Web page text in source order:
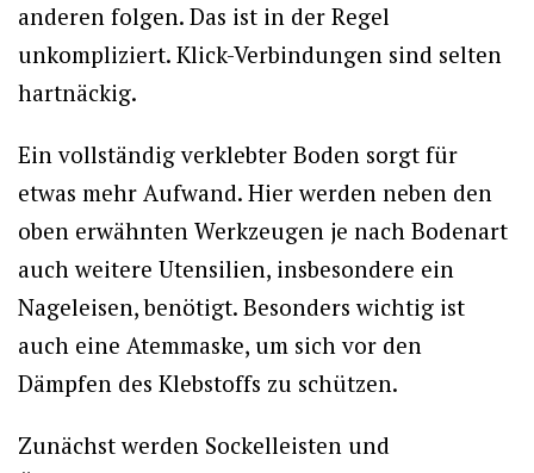
anderen folgen. Das ist in der Regel
unkompliziert. Klick-Verbindungen sind selten
hartnäckig.
Ein vollständig verklebter Boden sorgt für
etwas mehr Aufwand. Hier werden neben den
oben erwähnten Werkzeugen je nach Bodenart
auch weitere Utensilien, insbesondere ein
Nageleisen, benötigt. Besonders wichtig ist
auch eine Atemmaske, um sich vor den
Dämpfen des Klebstoffs zu schützen.
Zunächst werden Sockelleisten und